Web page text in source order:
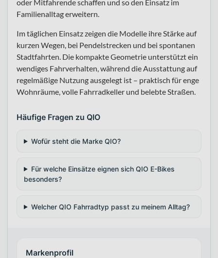
oder Mitfahrende schaffen und so den Einsatz im
Familienalltag erweitern.
Im täglichen Einsatz zeigen die Modelle ihre Stärke auf
kurzen Wegen, bei Pendelstrecken und bei spontanen
Stadtfahrten. Die kompakte Geometrie unterstützt ein
wendiges Fahrverhalten, während die Ausstattung auf
regelmäßige Nutzung ausgelegt ist – praktisch für enge
Wohnräume, volle Fahrradkeller und belebte Straßen.
Häufige Fragen zu QIO
Wofür steht die Marke QIO?
Für welche Einsätze eignen sich QIO E-Bikes
besonders?
Welcher QIO Fahrradtyp passt zu meinem Alltag?
Markenprofil